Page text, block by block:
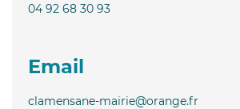
04 92 68 30 93
Email
clamensane-mairie@orange.fr